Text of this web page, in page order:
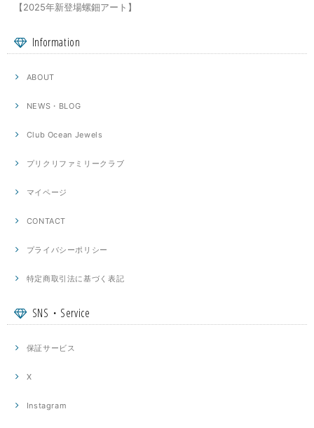
【2025年新登場螺鈿アート】
Information
ABOUT
NEWS・BLOG
Club Ocean Jewels
プリクリファミリークラブ
マイページ
CONTACT
プライバシーポリシー
特定商取引法に基づく表記
SNS・Service
保証サービス
X
Instagram